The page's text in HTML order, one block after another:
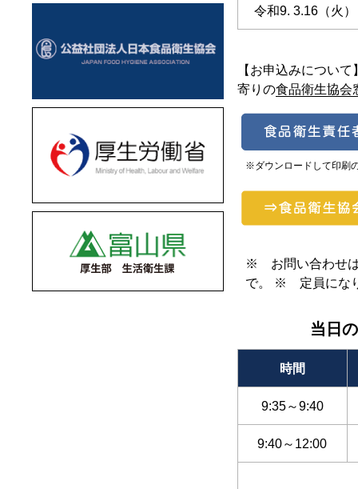
令和9. 3.16（火）
【お申込みについ
寄りの食品衛生協会
※ダウンロードして印刷
※ お問い合わせは
で。 ※ 定員になり
当日
時間
9:35～9:40
9:40～12:00